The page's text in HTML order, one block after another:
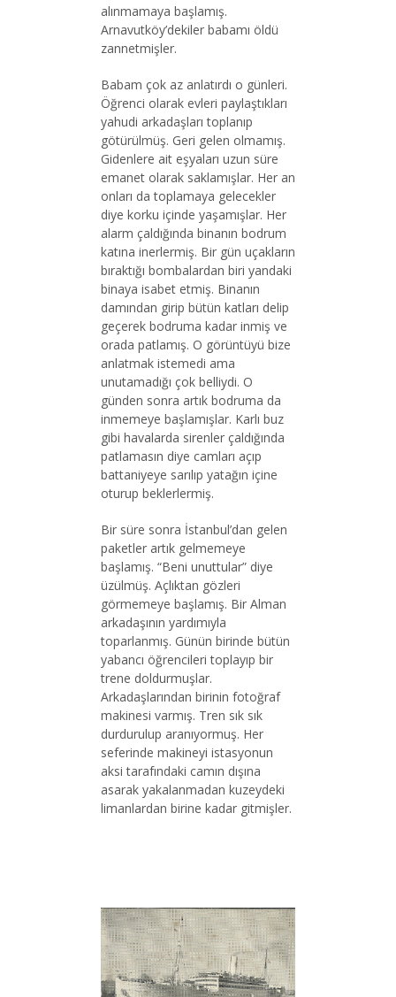
alınmamaya başlamış.
Arnavutköy’dekiler babamı öldü
zannetmişler.
Babam çok az anlatırdı o günleri.
Öğrenci olarak evleri paylaştıkları
yahudi arkadaşları toplanıp
götürülmüş. Geri gelen olmamış.
Gidenlere ait eşyaları uzun süre
emanet olarak saklamışlar. Her an
onları da toplamaya gelecekler
diye korku içinde yaşamışlar. Her
alarm çaldığında binanın bodrum
katına inerlermiş. Bir gün uçakların
bıraktığı bombalardan biri yandaki
binaya isabet etmiş. Binanın
damından girip bütün katları delip
geçerek bodruma kadar inmiş ve
orada patlamış. O görüntüyü bize
anlatmak istemedi ama
unutamadığı çok belliydi. O
günden sonra artık bodruma da
inmemeye başlamışlar. Karlı buz
gibi havalarda sirenler çaldığında
patlamasın diye camları açıp
battaniyeye sarılıp yatağın içine
oturup beklerlermiş.
Bir süre sonra İstanbul’dan gelen
paketler artık gelmemeye
başlamış. “Beni unuttular” diye
üzülmüş. Açlıktan gözleri
görmemeye başlamış. Bir Alman
arkadaşının yardımıyla
toparlanmış. Günün birinde bütün
yabancı öğrencileri toplayıp bir
trene doldurmuşlar.
Arkadaşlarından birinin fotoğraf
makinesi varmış. Tren sık sık
durdurulup aranıyormuş. Her
seferinde makineyi istasyonun
aksi tarafındaki camın dışına
asarak yakalanmadan kuzeydeki
limanlardan birine kadar gitmişler.